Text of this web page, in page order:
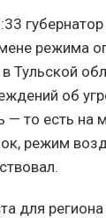
режима
Тульской
об
— то есть на
режим
для